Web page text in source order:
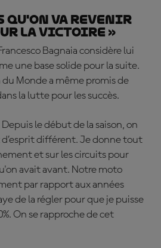
qu'on va revenir
la victoire »
Bagnaia considère lui
une base solide pour la suite.
Monde a même promis de
la lutte pour les succès.
Depuis le début de la saison, on
différent. Je donne tout
et sur les circuits pour
avait avant. Notre moto
par rapport aux années
de la régler pour que je puisse
On se rapproche de cet